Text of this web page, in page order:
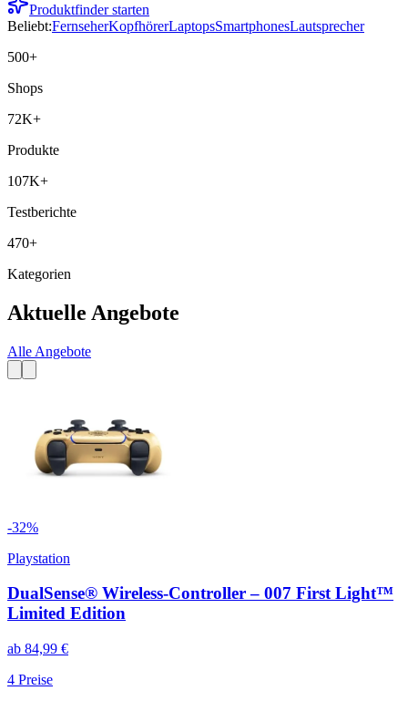
Produktfinder starten
Beliebt:FernseherKopfhörerLaptopsSmartphonesLautsprecher
500+
Shops
72K+
Produkte
107K+
Testberichte
470+
Kategorien
Aktuelle Angebote
Alle Angebote
-32%
Playstation
DualSense® Wireless-Controller – 007 First Light™
Limited Edition
ab 84,99 €
4 Preise